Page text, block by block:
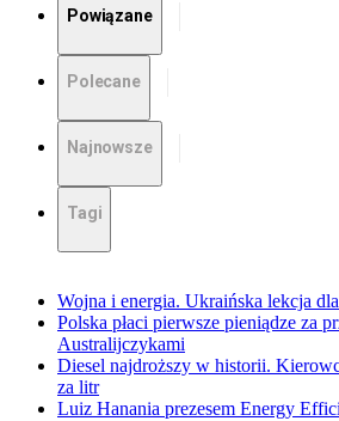
Powiązane
Polecane
Najnowsze
Tagi
Wojna i energia. Ukraińska lekcja
Polska płaci pierwsze pieniądze za
Australijczykami
Diesel najdroższy w historii.
za litr
Luiz Hanania prezesem Energy